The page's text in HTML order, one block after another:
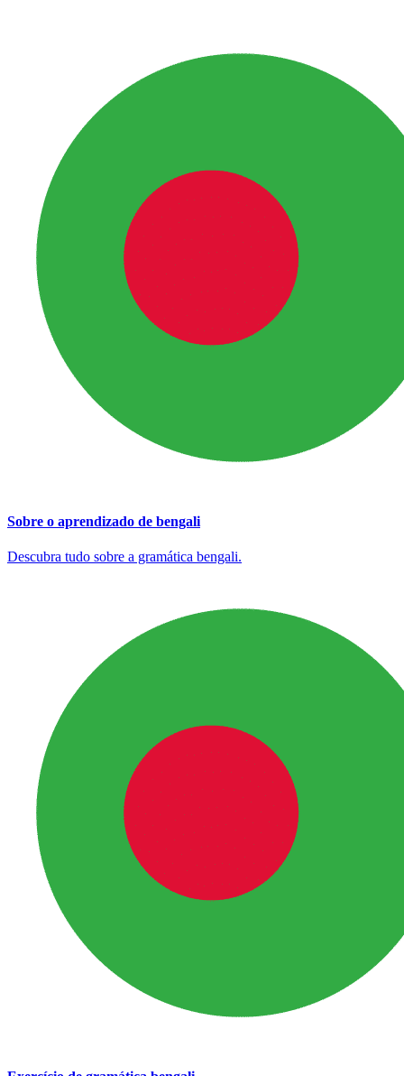
Sobre o aprendizado de bengali
Descubra tudo sobre a gramática bengali.